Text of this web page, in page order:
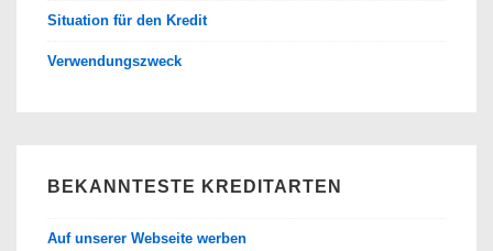
Situation für den Kredit
Verwendungszweck
BEKANNTESTE KREDITARTEN
Auf unserer Webseite werben